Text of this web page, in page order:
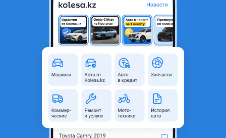
Hyundai Sonata dn8 решетка радиатора
Шымкент, Туркестанская
область
Б/y
Оригинальность
Оригинал